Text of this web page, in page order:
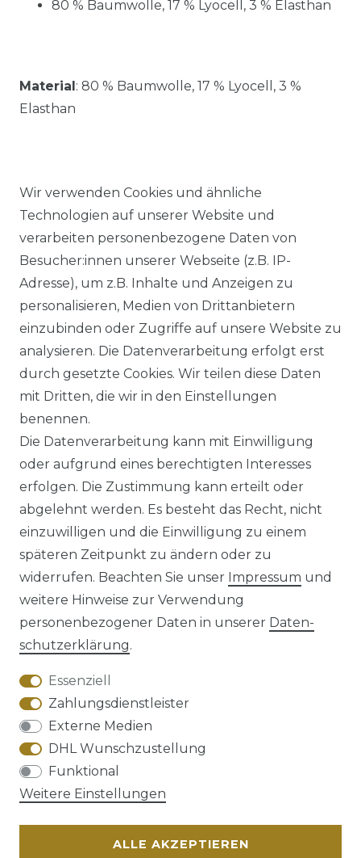
80 % Baumwolle, 17 % Lyocell, 3 % Elasthan
Material: 80 % Baumwolle, 17 % Lyocell, 3 %
Elasthan
Ähnlicher Artikel
Lerros - Herren Bermuda
(2649237)
ab 57,99 € *
Impressum Daten­schutz­erklärung
AGB Barrierefreiheitserklärung
Widerrufs­recht
Wir verwenden Cookies und ähnliche
Technologien auf unserer Website und
verarbeiten personenbezogene Daten von
Besucher:innen unserer Webseite (z.B. IP-
Adresse), um z.B. Inhalte und Anzeigen zu
personalisieren, Medien von Drittanbietern
einzubinden oder Zugriffe auf unsere Website zu
analysieren. Die Datenverarbeitung erfolgt erst
durch gesetzte Cookies. Wir teilen diese Daten
mit Dritten, die wir in den Einstellungen
benennen.
Die Datenverarbeitung kann mit Einwilligung
oder aufgrund eines berechtigten Interesses
erfolgen. Die Zustimmung kann erteilt oder
abgelehnt werden. Es besteht das Recht, nicht
einzuwilligen und die Einwilligung zu einem
späteren Zeitpunkt zu ändern oder zu
widerrufen. Beachten Sie unser Impressum und
weitere Hinweise zur Verwendung
personenbezogener Daten in unserer Daten­
schutz­erklärung.
Essenziell
Zahlungsdienstleister
Externe Medien
DHL Wunschzustellung
Funktional
Weitere Einstellungen
ALLE AKZEPTIEREN